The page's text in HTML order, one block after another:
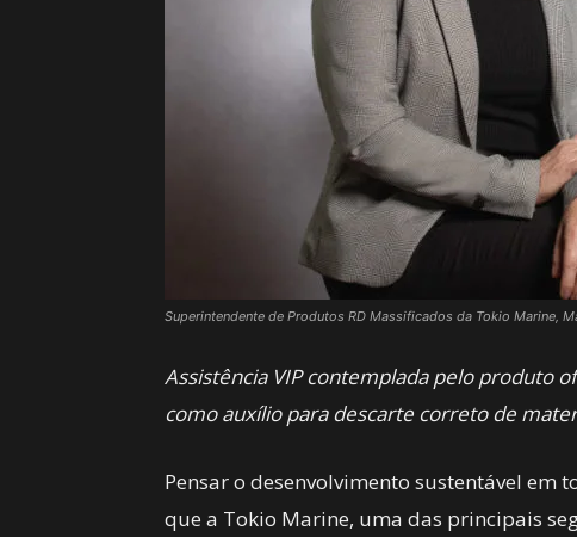
Superintendente de Produtos RD Massificados da Tokio Marine,
Assistência VIP contemplada pelo produto
como auxílio para descarte correto de
Pensar o desenvolvimento sustentável em
que a Tokio Marine, uma das principais